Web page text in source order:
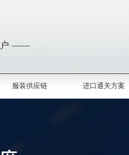
户 ——
服装供应链 进口通关方案